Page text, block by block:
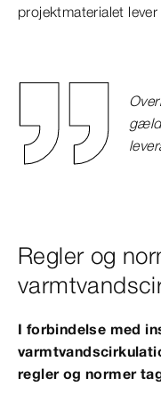
projektmaterialet
Regler og
I forbindelse med
regler og normer